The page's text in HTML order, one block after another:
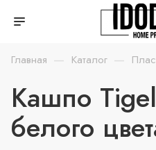
Главная — Каталог —
Кашпо
белого